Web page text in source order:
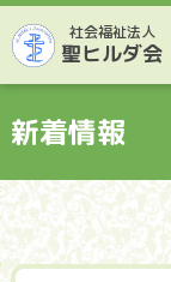
社会福祉法人
聖ヒルダ会
新着情報